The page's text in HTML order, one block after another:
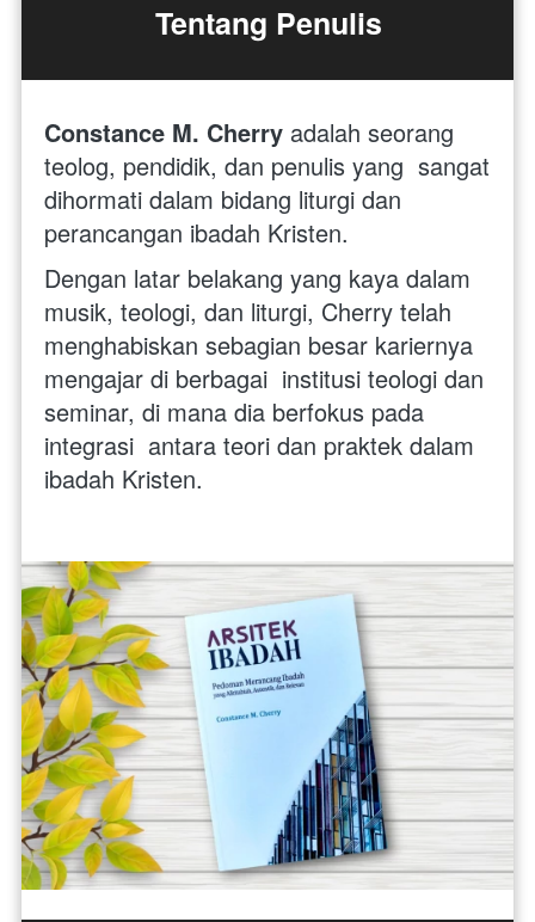
Tentang Penulis
Constance M. Cherry adalah seorang
teolog, pendidik, dan penulis yang  sangat
dihormati dalam bidang liturgi dan
perancangan ibadah Kristen.
Dengan latar belakang yang kaya dalam
musik, teologi, dan liturgi, Cherry telah
menghabiskan sebagian besar kariernya
mengajar di berbagai  institusi teologi dan
seminar, di mana dia berfokus pada
integrasi  antara teori dan praktek dalam
ibadah Kristen.